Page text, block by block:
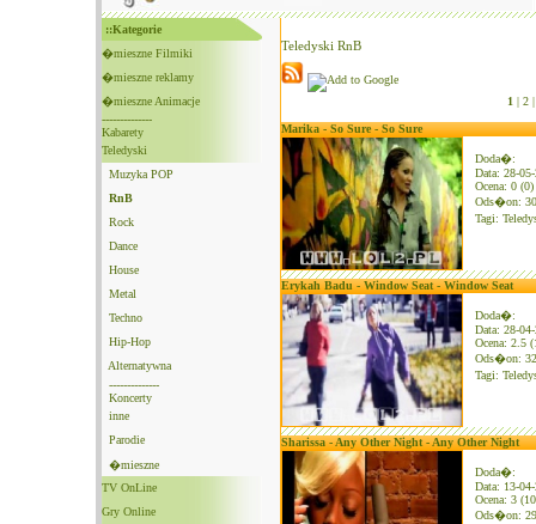
::Kategorie
�mieszne Filmiki
�mieszne reklamy
�mieszne Animacje
--------------
Kabarety
Teledyski
Muzyka POP
RnB
Rock
Dance
House
Metal
Techno
Hip-Hop
Alternatywna
--------------
Koncerty
inne
Parodie
�mieszne
TV OnLine
Gry Online
Teledyski RnB
1 | 2 |
Marika - So Sure - So Sure
Doda�:
Data: 28-
Ocena: 0 (0)
Ods�on:
Tagi:
Erykah Badu - Window Seat - Window Seat
Doda�:
Data: 28-
Ocena: 2.5
Ods�on:
Tagi:
Sharissa - Any Other Night - Any Other Night
Doda�:
Data: 13-
Ocena: 3
Ods�on: